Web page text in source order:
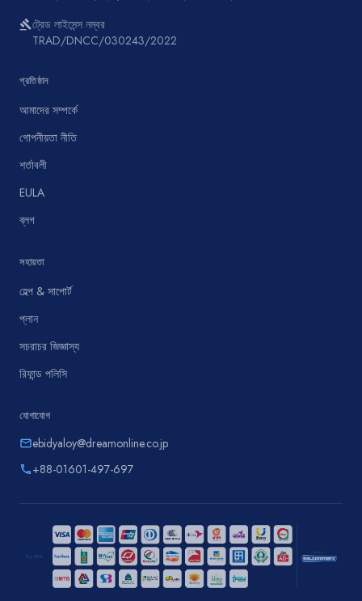
gavelট্রেড লাইসেন্স নম্বর
TRAD/DNCC/030243/2022
প্রতিষ্ঠান
আমাদের সম্পর্কে
গোপনীয়তা নীতি
শর্তাবলী
EULA
ব্লগ
সহায়তা
হেল্প & সাপোর্ট
প্লান
সচরাচর জিজ্ঞাস্য
রিফান্ড পলিসি
যোগাযোগ
emailebidyaloy@dreamonline.co.jp
phone+88-01601-497-697